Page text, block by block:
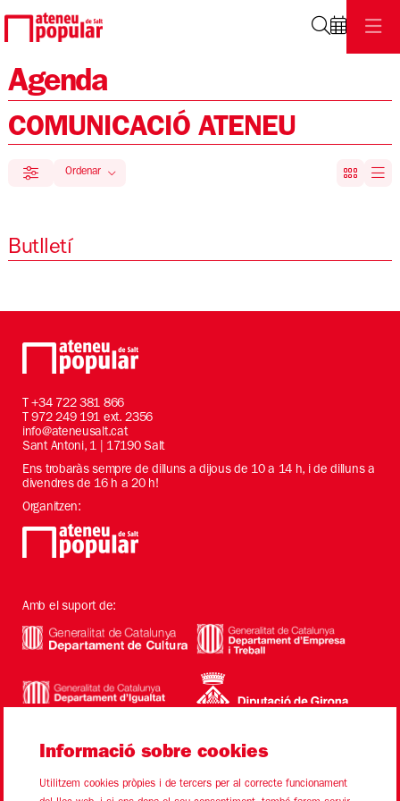
Agenda
COMUNICACIÓ ATENEU
FiltrarOrdenar
Butlletí
T+34 722 381 866
T 972 249 191 ext. 2356
info@ateneusalt.cat
Sant Antoni, 1 | 17190 Salt
Ens trobaràs sempre de dilluns a dijous de 10 a 14 h, i de dilluns a
divendres de 16 h a 20 h!
Organitzen:
Amb el suport de:
Informació sobre cookies
Utilitzem cookies pròpies i de tercers per al correcte funcionament